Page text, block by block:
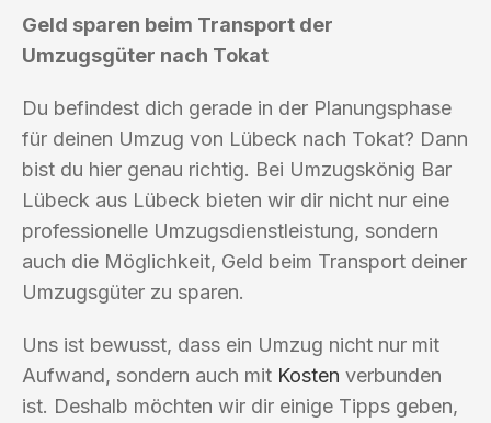
Geld sparen beim Transport der
Umzugsgüter nach Tokat
Du befindest dich gerade in der Planungsphase
für deinen Umzug von Lübeck nach Tokat? Dann
bist du hier genau richtig. Bei Umzugskönig Bar
Lübeck aus Lübeck bieten wir dir nicht nur eine
professionelle Umzugsdienstleistung, sondern
auch die Möglichkeit, Geld beim Transport deiner
Umzugsgüter zu sparen.
Uns ist bewusst, dass ein Umzug nicht nur mit
Aufwand, sondern auch mit Kosten verbunden
ist. Deshalb möchten wir dir einige Tipps geben,